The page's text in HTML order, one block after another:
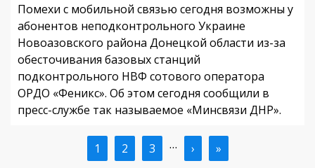
Помехи с мобильной связью сегодня возможны у
абонентов неподконтрольного Украине
Новоазовского района Донецкой области из-за
обесточивания базовых станций
подконтрольного НВФ сотового оператора
ОРДО «Феникс». Об этом сегодня сообщили в
пресс-службе так называемое «Минсвязи ДНР».
Текущая
страница
1 Страница
2 Страница
3 … Следующая
страница
› Последняя
страница
»